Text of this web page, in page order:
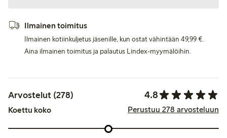
Ilmainen toimitus
Ilmainen kotiinkuljetus jäsenille, kun ostat vähintään 49,99 €.
Aina ilmainen toimitus ja palautus Lindex-myymälöihin.
Arvostelut (278) 4.8
Koettu koko Perustuu 278 arvosteluun